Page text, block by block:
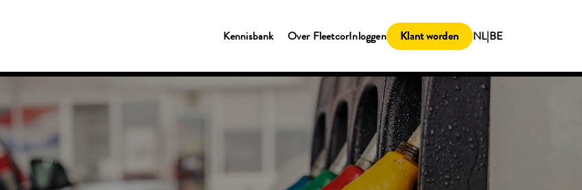
Kennisbank Over FleetcorInloggen Klant worden NL|BE